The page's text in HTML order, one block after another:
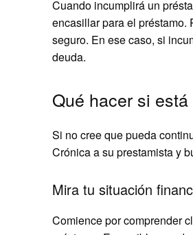
Cuando incumplirá un
encasillar para el préstamo.
seguro. En ese caso, si
deuda.
Qué hacer si
Si no cree que pueda
Crónica a su prestamista y
Mira tu situación
Comience por comprender